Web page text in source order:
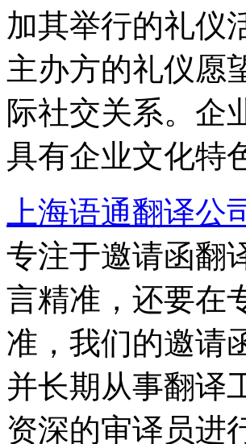
加其举行的礼仪
主办方的礼仪愿
际社交关系。企
具有企业文化特
上海语通翻译公
专注于邀请函翻
言精准，还要在
准，我们的邀请
并长期从事翻译
资深的审译员进